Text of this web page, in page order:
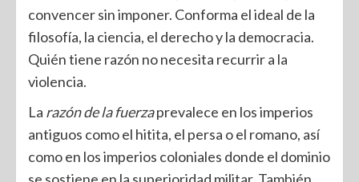
convencer sin imponer. Conforma el ideal de la
filosofía, la ciencia, el derecho y la democracia.
Quién tiene razón no necesita recurrir a la
violencia.
La razón de la fuerzaprevalece en los imperios
antiguos como el hitita, el persa o el romano, así
como en los imperios coloniales donde el dominio